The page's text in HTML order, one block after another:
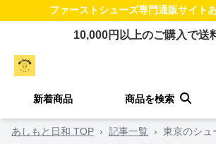
ファーストシューズ専門通販サイト
10,000円以上のご購入で送
新着商品 商品を検索
あしもと日和 TOP › 記事一覧 › 東京のシュ